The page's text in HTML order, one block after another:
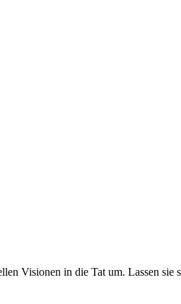
Visionen in die Tat um. Lassen sie